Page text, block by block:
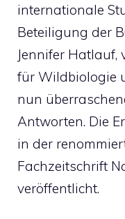
internationale
Beteiligung der
Jennifer Hatlauf,
für Wildbiologie
nun
Antworten. Die
in der
Fachzeitschrift
veröffentlicht.